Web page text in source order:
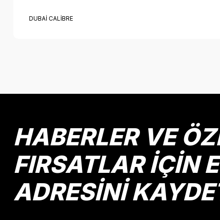
DUBAİ CALİBRE
Ürün resmi kalitesiz, bozuk veya görüntülenemiyor.
Ürün fiyatı diğer sitelerden daha pahalı.
HABERLER VE
FIRSATLAR İÇİN
ADRESİNİ